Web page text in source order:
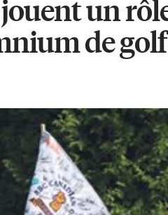
un
de golf